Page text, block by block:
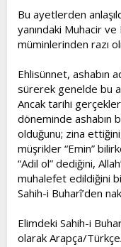
Bu ayetlerden
yanındaki Muhacir ve
müminlerinden razı
Ehlisünnet, ashabın
sürerek genelde bu
Ancak tarihi
döneminde ashabın
olduğunu; zina ettiğini,
müşrikler “Emin”
“Adil ol” dediğini,
muhalefet edildiğini
Sahih-i Buharî’den
Elimdeki Sahih-i
olarak Arapça/